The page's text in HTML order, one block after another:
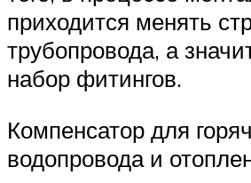
приходится менять
трубопровода, а
набор фитингов.
Компенсатор для
водопровода и